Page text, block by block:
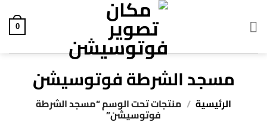
للمحتوى
0
مسجد الشرطة فوتوسيشن
الرئيسية / منتجات تحت الوسم “مسجد الشرطة
فوتوسيشن”